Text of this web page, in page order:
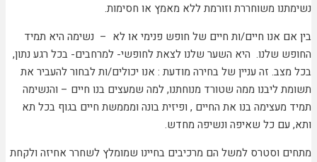
נשימתנו משוחררת וזורמת ללא מאמץ או חסימות.
בין אם אנו חיים/ות חיים של חופש פנימי או לא – נשימה היא תמיד
החופש שלנו. היא השער שלנו לצאת לחופשי- למרחבים- בכל רגע נתון,
בכל מצב. זה עניין של בחירה מודעת : אנו יכולים/ות לבחור להעביר את
תשומת ליבנו ממה שטורד מנוחתנו, למה שמעצים בנו חיים – והנשימה
תמיד מעצימה בנו את החיים , ופיזית בונה ומממשת חיים בגוף בכל תא
ותא, עם כל שאיפה ונשיפה מחדש.
מתחים וסטרס למשל הם מרכיבים בחיינו שמומלץ לשחרר אחיזה ולקחת